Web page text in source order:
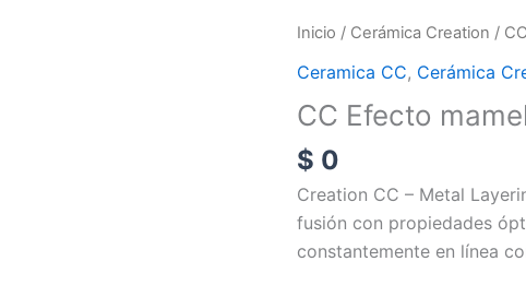
Inicio / Cerámica Creation /
Ceramica CC, Cerámica
CC Efecto
$ 0
Creation CC – Metal
fusión con propiedades
constantemente en línea
CC
Efecto
MI
cantidad